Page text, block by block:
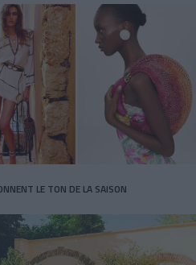
LE TON DE LA SAISON